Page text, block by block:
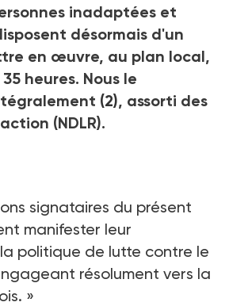
inadaptées et
désormais d'un
en œuvre, au plan local,
heures. Nous le
(2), assorti des
(NDLR).
signataires du présent
manifester leur
politique de lutte contre le
résolument vers la
»